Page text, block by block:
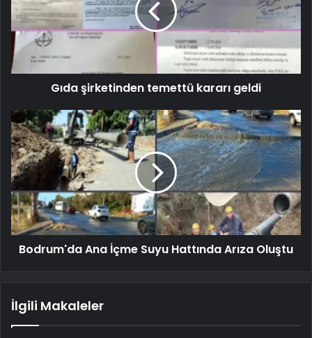
Gıda şirketinden temettü kararı geldi
Bodrum'da Ana İçme Suyu Hattında Arıza Oluştu
İlgili Makaleler